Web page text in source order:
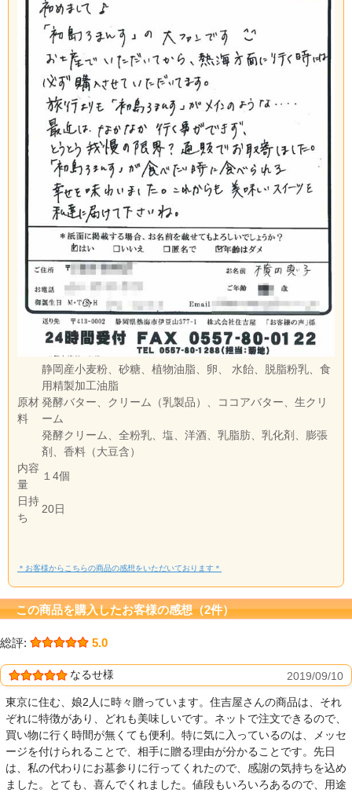
原材
料
静岡産小麦粉、砂糖、植物油脂、卵、 水飴、脱脂粉乳、食
用精製加工油脂
発酵バター、クリーム（乳製品）、ココアバター、生クリ
ーム
発酵クリーム、全粉乳、塩、洋酒、乳脂肪、乳化剤、膨張
剤、香料（大豆含）
内容
量
１4個
日持
ち
20日
＊お客様からこちらの商品の感想をいただいております＊
この商品を購入したお客様の感想（2件）
総評: 5.0
なるせ様 2019/09/10
東京に住む、娘2人に時々贈っています。住吉屋さんの商品は、それ
ぞれに特徴があり、どれも美味しいです。ネットで注文できるので、
買い物に行く時間が無くても便利。特に気に入っているのは、メッセ
ージを付けられることで、相手に贈る理由が分かることです。先日
は、私の代わりにお墓参りに行ってくれたので、感謝の気持ちを込め
ました。とても、喜んでくれました。値段もいろいろあるので、用途